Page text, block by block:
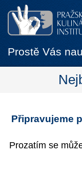
Prostě Vás
Připravujeme
Prozatím se